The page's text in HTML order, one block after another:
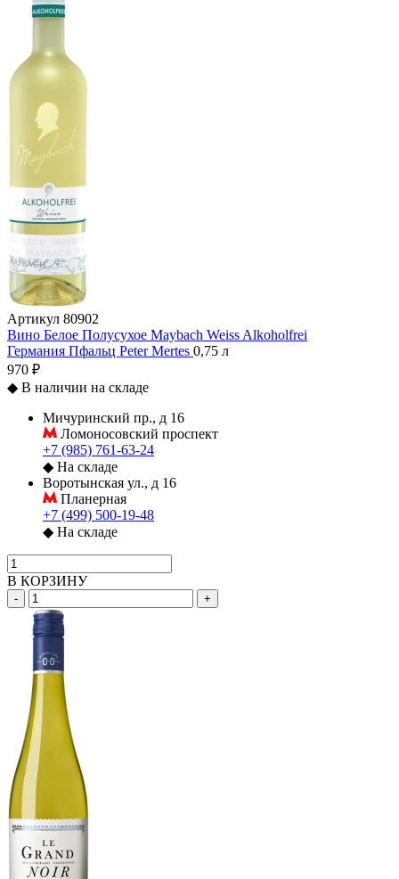
Артикул 80902
Вино Белое Полусухое Maybach Weiss Alkoholfrei
Германия Пфальц Peter Mertes 0,75 л
970 ₽
◆ В наличии на складе
Мичуринский пр., д 16
Ломоносовский проспект
+7 (985) 761-63-24
◆ На складе
Воротынская ул., д 16
Планерная
+7 (499) 500-19-48
◆ На складе
В КОРЗИНУ
- +